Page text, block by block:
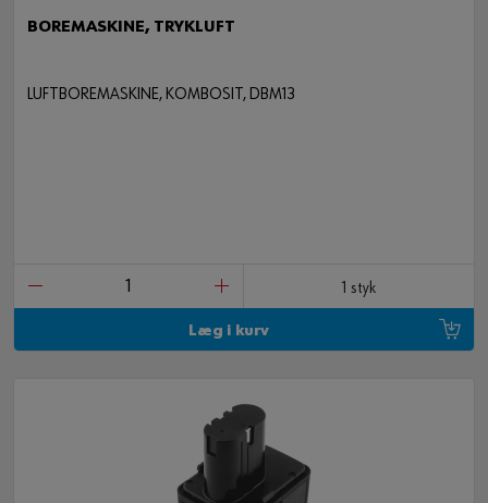
BOREMASKINE, TRYKLUFT
LUFTBOREMASKINE, KOMBOSIT, DBM13
1 styk
Læg i kurv